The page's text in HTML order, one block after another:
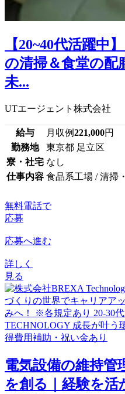
【20~40代活躍中
の清掃＆食堂の配
未...
UTエージェント株式会社
給与 月収例221,000円
勤務地
東京都 足立区
寮・社宅 なし
仕事内容 食品系工場 / 清掃
無料電話で
応募
応募へ進む
詳しく
見る
電気設備の維持管
を創る｜経験を活